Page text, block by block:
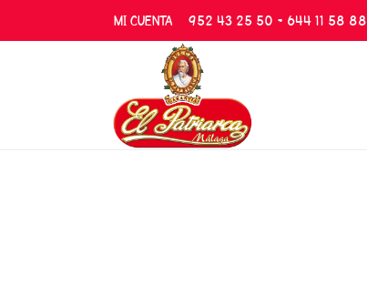
MI CUENTA 952 43 25 50 - 644 11 58 88